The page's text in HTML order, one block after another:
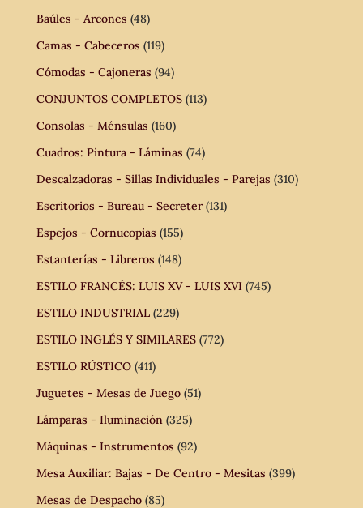
Baúles - Arcones (48)
Camas - Cabeceros (119)
Cómodas - Cajoneras (94)
CONJUNTOS COMPLETOS (113)
Consolas - Ménsulas (160)
Cuadros: Pintura - Láminas (74)
Descalzadoras - Sillas Individuales - Parejas (310)
Escritorios - Bureau - Secreter (131)
Espejos - Cornucopias (155)
Estanterías - Libreros (148)
ESTILO FRANCÉS: LUIS XV - LUIS XVI (745)
ESTILO INDUSTRIAL (229)
ESTILO INGLÉS Y SIMILARES (772)
ESTILO RÚSTICO (411)
Juguetes - Mesas de Juego (51)
Lámparas - Iluminación (325)
Máquinas - Instrumentos (92)
Mesa Auxiliar: Bajas - De Centro - Mesitas (399)
Mesas de Despacho (85)